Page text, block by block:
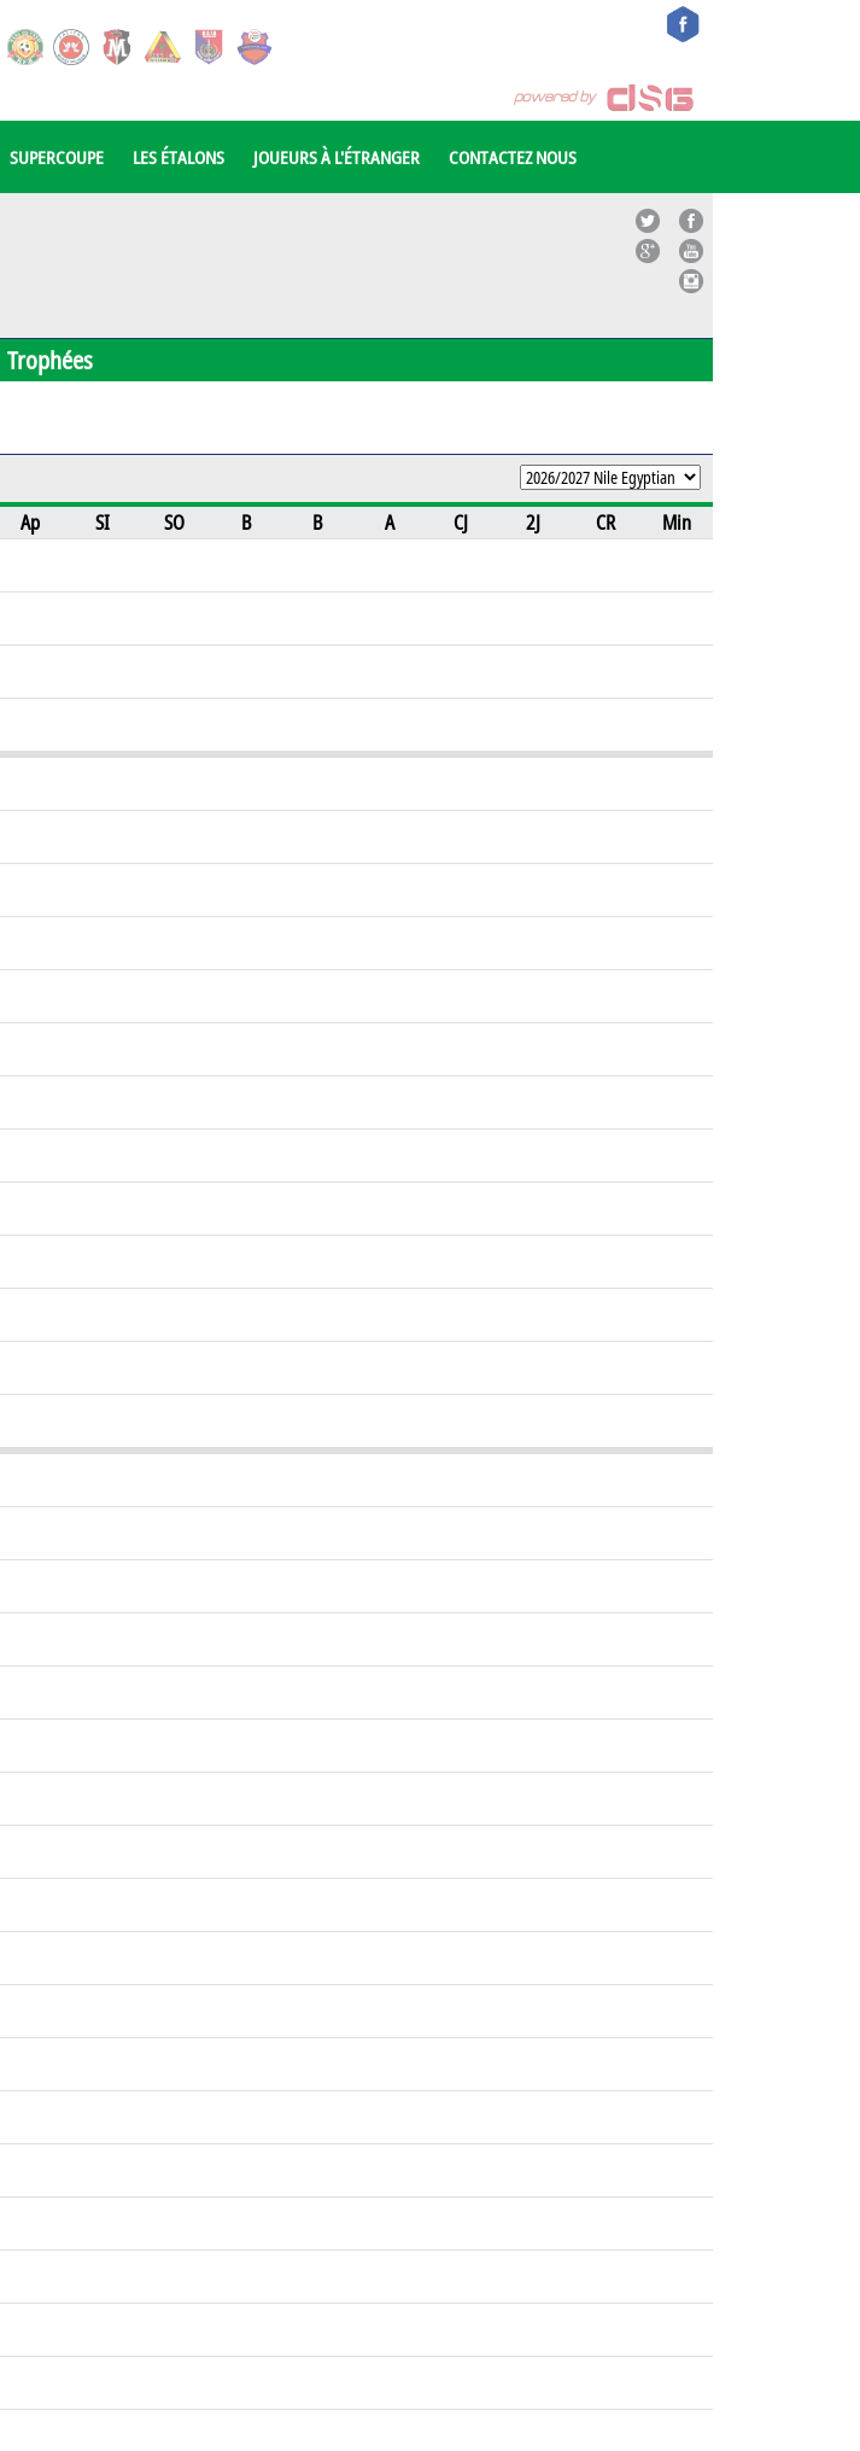
SUPERCOUPE LES ÉTALONS JOUEURS À L'ÉTRANGER CONTACTEZ NOUS
Trophées
Ap SI SO B B A CJ 2J CR
Min